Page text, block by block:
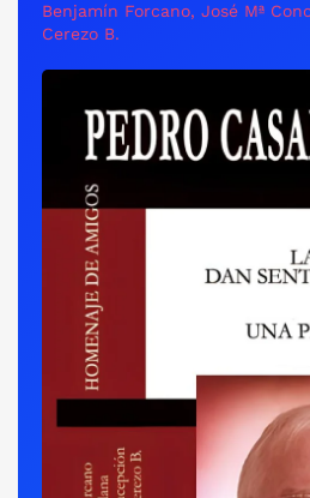
Benjamín Forcano, José Mª
Cerezo B.